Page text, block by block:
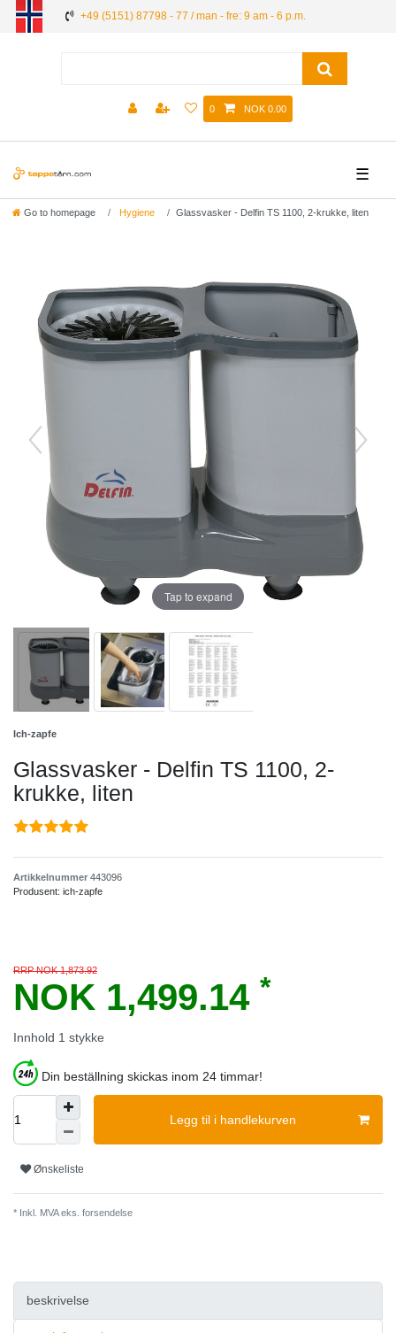
+49 (5151) 87798 - 77 / man - fre: 9 am - 6 p.m.
0 NOK 0.00
☰
Go to homepage Hygiene Glassvasker - Delfin TS 1100, 2-krukke, liten
Tap to expand
Ich-zapfe
Glassvasker - Delfin TS 1100, 2-
krukke, liten
Artikkelnummer 443096
Produsent: ich-zapfe
RRP NOK 1,873.92
NOK 1,499.14 *
Innhold 1 stykke
Din beställning skickas inom 24 timmar!
Legg til i handlekurven
Ønskeliste
* Inkl. MVA eks. forsendelse
beskrivelse